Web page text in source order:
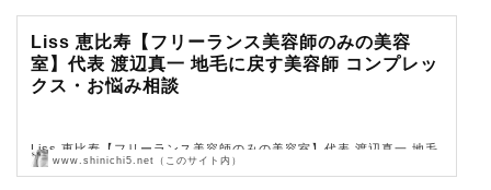
Liss 恵比寿【フリーランス美容師のみの美容
室】代表 渡辺真一 地毛に戻す美容師 コンプレッ
クス・お悩み相談
Liss 恵比寿【フリーランス美容師のみの美容室】代表 渡辺真一 地毛
に戻す美容師 コンプレックス・お悩み相談
www.shinichi5.net（このサイト内）